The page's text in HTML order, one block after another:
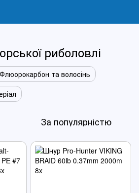
риболовлі
Флюорокарбон та волосінь
За популярністю